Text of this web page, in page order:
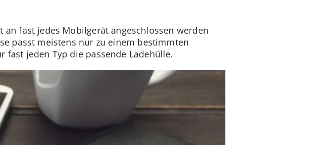
fast jedes Mobilgerät angeschlossen werden
passt meistens nur zu einem bestimmten
fast jeden Typ die passende Ladehülle.